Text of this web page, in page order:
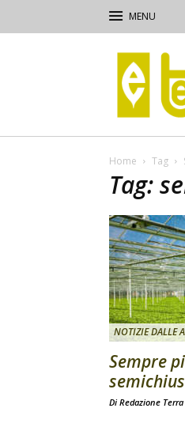
Terra
e
Vita
Home Tag
Tag:
NOTIZIE DALLE
Sempre
Di Redazione